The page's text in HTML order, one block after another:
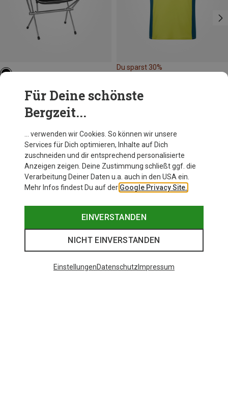
Bergzeit Basics
Kaikkialla Folding Comfort Campingstuhl
109,40 €
Du sparst 30%
Andere Kunden kauften auch
Für Deine schönste
Bergzeit...
… verwenden wir Cookies. So können wir unsere
Services für Dich optimieren, Inhalte auf Dich
zuschneiden und dir entsprechend personalisierte
Anzeigen zeigen. Deine Zustimmung schließt ggf. die
Verarbeitung Deiner Daten u.a. auch in den USA ein.
Mehr Infos findest Du auf der Google Privacy Site.
EINVERSTANDEN
NICHT EINVERSTANDEN
EinstellungenDatenschutz Impressum